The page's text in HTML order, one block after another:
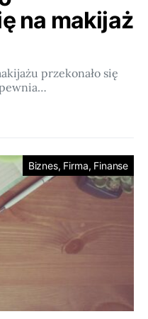
na makijaż
przekonało się
Biznes, Firma, Finanse